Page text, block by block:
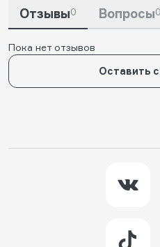
Отзывы0 Вопросы0
Пока нет отзывов
Оставить